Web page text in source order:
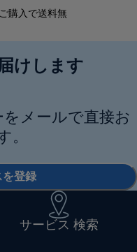
購入で送料無
けします
メールで直接お
。
を登録
サービス 検索